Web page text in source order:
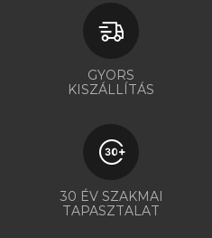
GYORS
KISZÁLLÍTÁS
30 ÉV SZAKMAI
TAPASZTALAT